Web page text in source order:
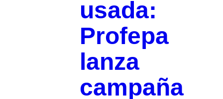
usada:
Profepa
lanza
campaña